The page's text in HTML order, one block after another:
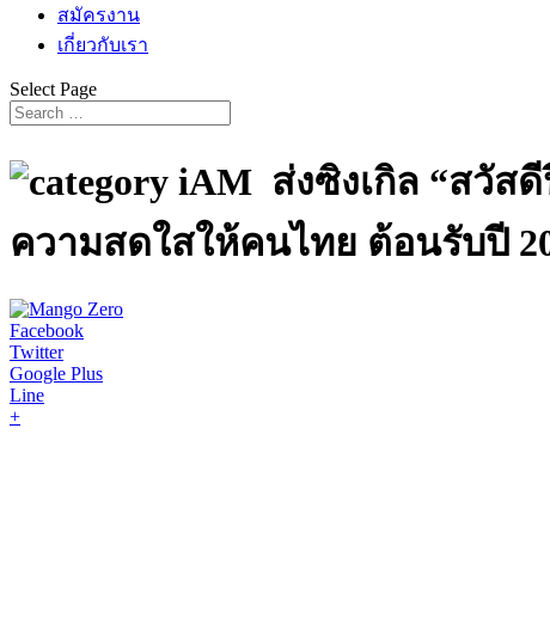
สมัครงาน
เกี่ยวกับเรา
Select Page
iAM ส่งซิงเกิล “สวัสดี
ความสดใสให้คนไทย ต้อนรับปี
Facebook
Twitter
Google Plus
Line
+